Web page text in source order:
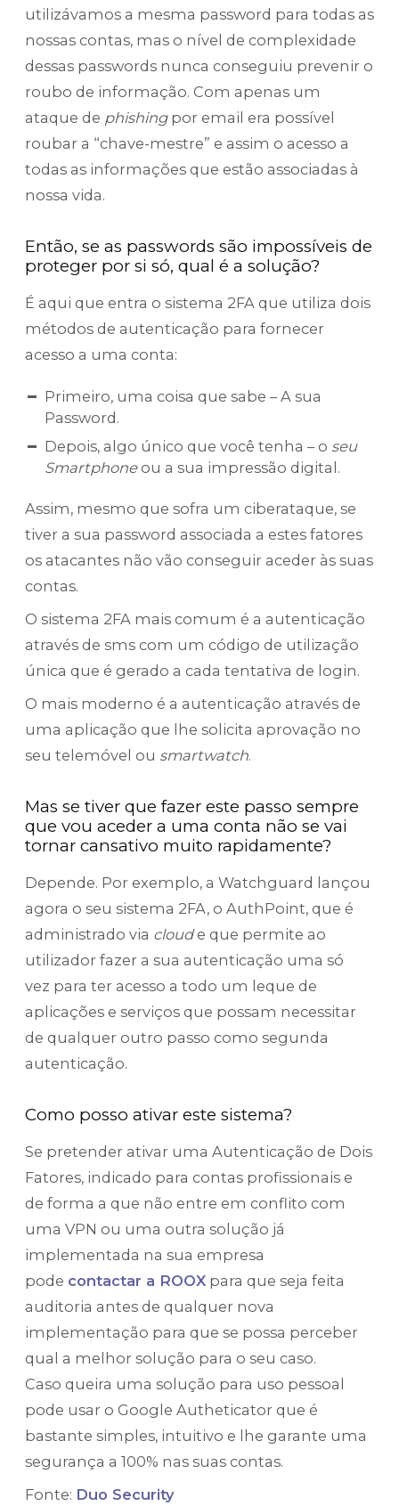
utilizávamos a mesma password para todas as
nossas contas, mas o nível de complexidade
dessas passwords nunca conseguiu prevenir o
roubo de informação. Com apenas um
ataque de phishingpor email era possível
roubar a “chave-mestre” e assim o acesso a
todas as informações que estão associadas à
nossa vida.
Então, se as passwords são impossíveis de
proteger por si só, qual é a solução?
É aqui que entra o sistema 2FA que utiliza dois
métodos de autenticação para fornecer
acesso a uma conta:
Primeiro, uma coisa que sabe – A sua
Password.
Depois, algo único que você tenha – o seu
Smartphoneou a sua impressão digital.
Assim, mesmo que sofra um ciberataque, se
tiver a sua password associada a estes fatores
os atacantes não vão conseguir aceder às suas
contas.
O sistema 2FA mais comum é a autenticação
através de sms com um código de utilização
única que é gerado a cada tentativa de login.
O mais moderno é a autenticação através de
uma aplicação que lhe solicita aprovação no
seu telemóvel ou smartwatch.
Mas se tiver que fazer este passo sempre
que vou aceder a uma conta não se vai
tornar cansativo muito rapidamente?
Depende. Por exemplo, a Watchguard lançou
agora o seu sistema 2FA, o AuthPoint, que é
administrado via cloude que permite ao
utilizador fazer a sua autenticação uma só
vez para ter acesso a todo um leque de
aplicações e serviços que possam necessitar
de qualquer outro passo como segunda
autenticação.
Como posso ativar este sistema?
Se pretender ativar uma Autenticação de Dois
Fatores, indicado para contas profissionais e
de forma a que não entre em conflito com
uma VPN ou uma outra solução já
implementada na sua empresa
pode contactar a ROOXpara que seja feita
auditoria antes de qualquer nova
implementação para que se possa perceber
qual a melhor solução para o seu caso.
Caso queira uma solução para uso pessoal
pode usar o Google Autheticator que é
bastante simples, intuitivo e lhe garante uma
segurança a 100% nas suas contas.
Fonte: Duo Security